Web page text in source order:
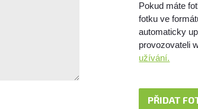
Pokud máte
fotku ve
automaticky
provozovateli
užívání.
PŘIDAT